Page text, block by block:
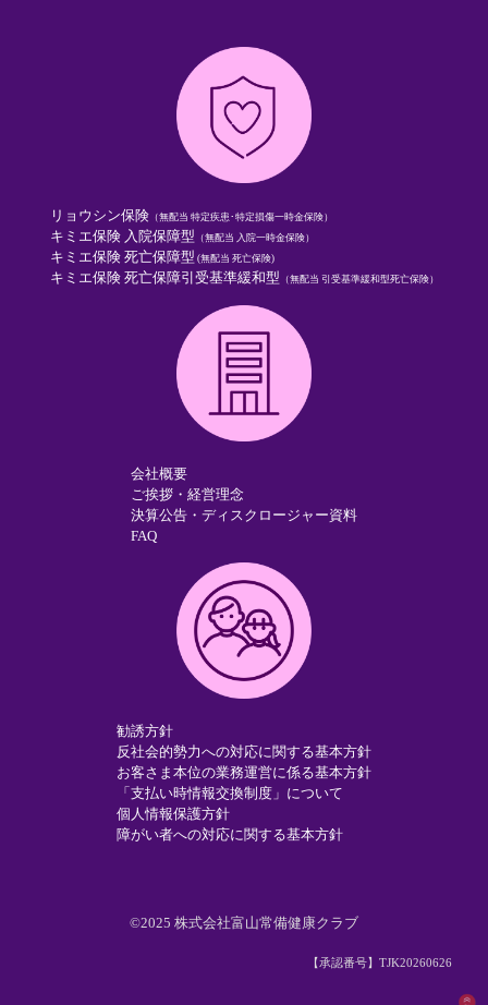
リョウシン保険（無配当 特定疾患･特定損傷一時金保険）
キミエ保険 入院保障型 （無配当 入院一時金保険）
キミエ保険 死亡保障型 (無配当 死亡保険)
キミエ保険 死亡保障引受基準緩和型 （無配当 引受基準緩和型死亡保険）
会社概要
ご挨拶・経営理念
決算公告・ディスクロージャー資料
FAQ
勧誘方針
反社会的勢力への対応に関する基本方針
お客さま本位の業務運営に係る基本方針
「支払い時情報交換制度」について
個人情報保護方針
障がい者への対応に関する基本方針
©2025 株式会社富山常備健康クラブ
【承認番号】TJK20260626